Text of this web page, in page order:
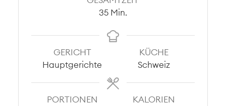
35Minuten
Min.
GERICHT
Hauptgerichte
KÜCHE
Schweiz
PORTIONEN
KALORIEN